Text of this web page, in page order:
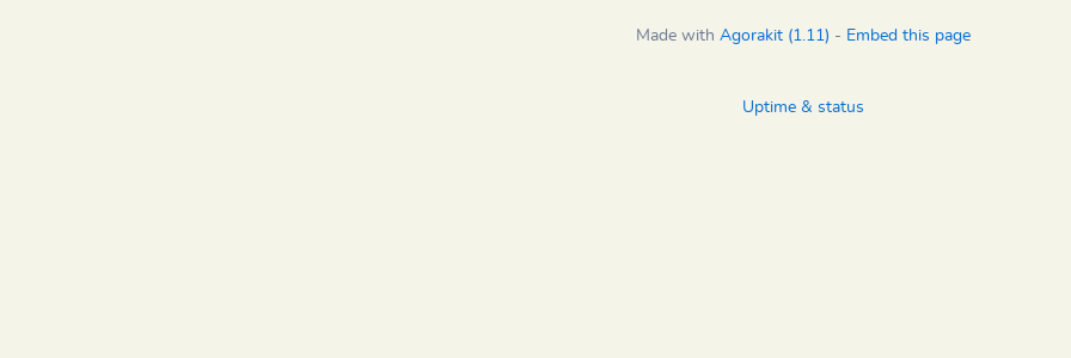
Made with Agorakit (1.11) - Embed this page
Uptime & status